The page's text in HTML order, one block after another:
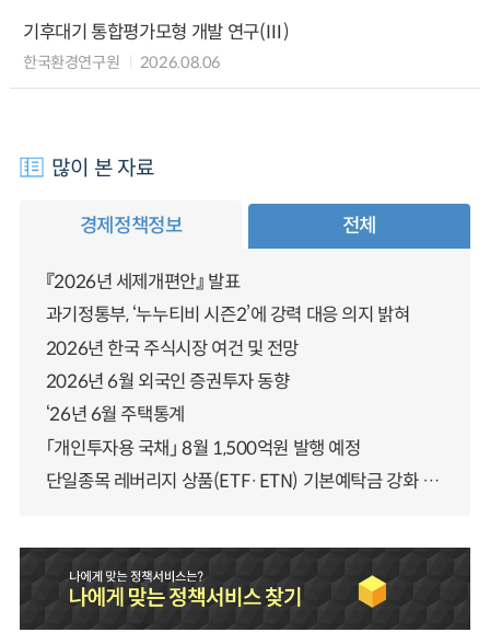
기후대기 통합평가모형 개발 연구(Ⅲ)
한국환경연구원 2026.08.06
많이 본 자료
경제정책정보 전체
『2026년 세제개편안』 발표
과기정통부, ‘누누티비 시즌2’에 강력 대응 의지 밝혀
2026년 한국 주식시장 여건 및 전망
2026년 6월 외국인 증권투자 동향
‘26년 6월 주택통계
「개인투자용 국채」 8월 1,500억원 발행 예정
단일종목 레버리지 상품(ETF·ETN) 기본예탁금 강화 조기시행 방안 안내